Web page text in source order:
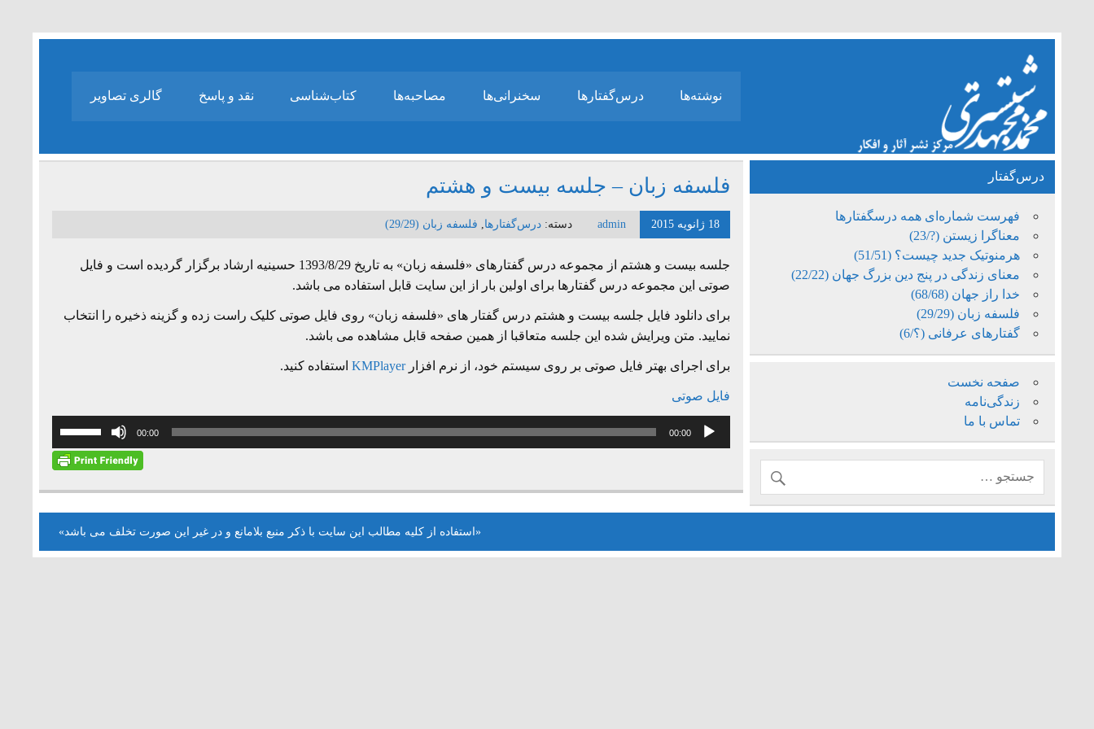
نوشته‌ها درس‌گفتارها سخنرانی‌ها مصاحبه‌ها کتاب‌شناسی نقد و پاسخ گالری تصاویر
فلسفه زبان – جلسه بیست و هشتم
18 ژانویه 2015 admin دسته:درس‌گفتارها, فلسفه زبان (29/29)
جلسه بیست و هشتم از مجموعه درس گفتارهای «فلسفه زبان» به تاریخ 1393/8/29 حسینیه ارشاد برگزار گردیده است و فایل
صوتی این مجموعه درس گفتارها برای اولین بار از این سایت قابل استفاده می باشد.
برای دانلود فایل جلسه بیست و هشتم درس گفتار های «فلسفه زبان» روی فایل صوتی کلیک راست زده و گزینه ذخیره را انتخاب
نمایید. متن ویرایش شده این جلسه متعاقبا از همین صفحه قابل مشاهده می باشد.
برای اجرای بهتر فایل صوتی بر روی سیستم خود، از نرم افزارKMPlayer استفاده کنید.
فایل صوتی
پخش‌کننده
صوت
00:00
00:00
افزایش
یا
درس‌گفتار
فهرست شماره‌ای همه درسگفتارها
معناگرا زیستن (?/23)
هرمنوتیک جدید چیست؟ (51/51)
معنای زندگی در پنج دین بزرگ جهان (22/22)
خدا راز جهان (68/68)
فلسفه زبان (29/29)
گفتارهای عرفانی (؟/6)
صفحه نخست
زندگی‌نامه
تماس با ما
«استفاده از کلیه مطالب این سایت با ذکر منبع بلامانع و در غیر این صورت تخلف می باشد»